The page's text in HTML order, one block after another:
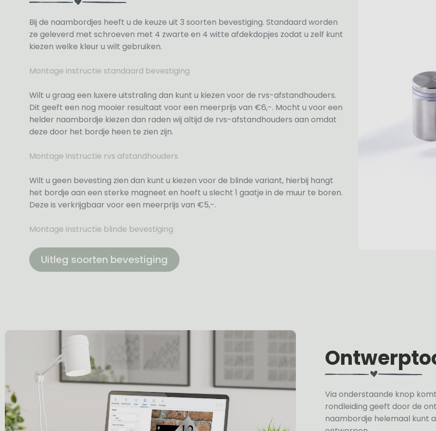
Bij de naambordjes heeft u de keuze uit 3 soorten bevestiging. Standaard worden
ze geleverd met schroeven met 4 zwarte en 4 witte afdekdopjes zodat u zelf kunt
kiezen welke kleur u wilt gebruiken.
Montage instructie standaard bevestiging
Wilt u graag een luxere uitstraling dan kunt u kiezen voor de rvs-afstandhouders.
Dit geeft een nog mooier resultaat voor een meerprijs van €6,-. Mocht u voor een
helder naambordje kiezen dan raden wij altijd de rvs-afstandhouders aan omdat
deze door het bordje heen te zien zijn.
Montage instructie rvs afstandhouders
Wilt u geen bevesting zien dan kunt u kiezen voor de blinde variant, hierbij hangt
het bordje aan een sterke magneet en hoeft u slecht 1 gaatje in de muur te boren.
Deze is verkrijgbaar voor een meerprijs van €5,-.
Montage instructie blinde bevestiging
Uitleg soorten bevestiging
Via onderstaande knop
rondleiding geeft door de
naambordje helemaal kunt